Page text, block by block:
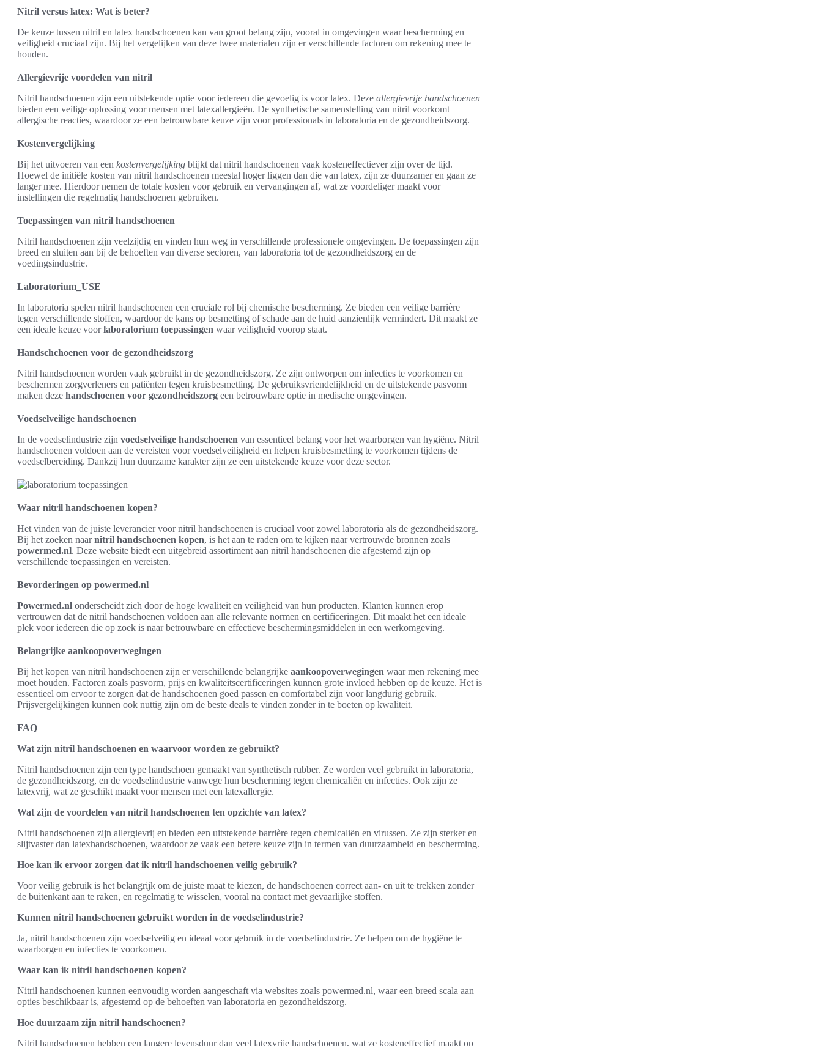
Nitril versus latex: Wat is beter?
De keuze tussen nitril en latex handschoenen kan van groot belang zijn, vooral in omgevingen waar bescherming en
veiligheid cruciaal zijn. Bij het vergelijken van deze twee materialen zijn er verschillende factoren om rekening mee te
houden.
Allergievrije voordelen van nitril
Nitril handschoenen zijn een uitstekende optie voor iedereen die gevoelig is voor latex. Deze allergievrije handschoenen
bieden een veilige oplossing voor mensen met latexallergieën. De synthetische samenstelling van nitril voorkomt
allergische reacties, waardoor ze een betrouwbare keuze zijn voor professionals in laboratoria en de gezondheidszorg.
Kostenvergelijking
Bij het uitvoeren van een kostenvergelijking blijkt dat nitril handschoenen vaak kosteneffectiever zijn over de tijd.
Hoewel de initiële kosten van nitril handschoenen meestal hoger liggen dan die van latex, zijn ze duurzamer en gaan ze
langer mee. Hierdoor nemen de totale kosten voor gebruik en vervangingen af, wat ze voordeliger maakt voor
instellingen die regelmatig handschoenen gebruiken.
Toepassingen van nitril handschoenen
Nitril handschoenen zijn veelzijdig en vinden hun weg in verschillende professionele omgevingen. De toepassingen zijn
breed en sluiten aan bij de behoeften van diverse sectoren, van laboratoria tot de gezondheidszorg en de
voedingsindustrie.
Laboratorium_USE
In laboratoria spelen nitril handschoenen een cruciale rol bij chemische bescherming. Ze bieden een veilige barrière
tegen verschillende stoffen, waardoor de kans op besmetting of schade aan de huid aanzienlijk vermindert. Dit maakt ze
een ideale keuze voorlaboratorium toepassingen waar veiligheid voorop staat.
Handschchoenen voor de gezondheidszorg
Nitril handschoenen worden vaak gebruikt in de gezondheidszorg. Ze zijn ontworpen om infecties te voorkomen en
beschermen zorgverleners en patiënten tegen kruisbesmetting. De gebruiksvriendelijkheid en de uitstekende pasvorm
maken deze handschoenen voor gezondheidszorg een betrouwbare optie in medische omgevingen.
Voedselveilige handschoenen
In de voedselindustrie zijn voedselveilige handschoenen van essentieel belang voor het waarborgen van hygiëne. Nitril
handschoenen voldoen aan de vereisten voor voedselveiligheid en helpen kruisbesmetting te voorkomen tijdens de
voedselbereiding. Dankzij hun duurzame karakter zijn ze een uitstekende keuze voor deze sector.
Waar nitril handschoenen kopen?
Het vinden van de juiste leverancier voor nitril handschoenen is cruciaal voor zowel laboratoria als de gezondheidszorg.
Bij het zoeken naarnitril handschoenen kopen, is het aan te raden om te kijken naar vertrouwde bronnen zoals
powermed.nl. Deze website biedt een uitgebreid assortiment aan nitril handschoenen die afgestemd zijn op
verschillende toepassingen en vereisten.
Bevorderingen op powermed.nl
Powermed.nl onderscheidt zich door de hoge kwaliteit en veiligheid van hun producten. Klanten kunnen erop
vertrouwen dat de nitril handschoenen voldoen aan alle relevante normen en certificeringen. Dit maakt het een ideale
plek voor iedereen die op zoek is naar betrouwbare en effectieve beschermingsmiddelen in een werkomgeving.
Belangrijke aankoopoverwegingen
Bij het kopen van nitril handschoenen zijn er verschillende belangrijke aankoopoverwegingen waar men rekening mee
moet houden. Factoren zoals pasvorm, prijs en kwaliteitscertificeringen kunnen grote invloed hebben op de keuze. Het is
essentieel om ervoor te zorgen dat de handschoenen goed passen en comfortabel zijn voor langdurig gebruik.
Prijsvergelijkingen kunnen ook nuttig zijn om de beste deals te vinden zonder in te boeten op kwaliteit.
FAQ
Wat zijn nitril handschoenen en waarvoor worden ze gebruikt?
Nitril handschoenen zijn een type handschoen gemaakt van synthetisch rubber. Ze worden veel gebruikt in laboratoria,
de gezondheidszorg, en de voedselindustrie vanwege hun bescherming tegen chemicaliën en infecties. Ook zijn ze
latexvrij, wat ze geschikt maakt voor mensen met een latexallergie.
Wat zijn de voordelen van nitril handschoenen ten opzichte van latex?
Nitril handschoenen zijn allergievrij en bieden een uitstekende barrière tegen chemicaliën en virussen. Ze zijn sterker en
slijtvaster dan latexhandschoenen, waardoor ze vaak een betere keuze zijn in termen van duurzaamheid en bescherming.
Hoe kan ik ervoor zorgen dat ik nitril handschoenen veilig gebruik?
Voor veilig gebruik is het belangrijk om de juiste maat te kiezen, de handschoenen correct aan- en uit te trekken zonder
de buitenkant aan te raken, en regelmatig te wisselen, vooral na contact met gevaarlijke stoffen.
Kunnen nitril handschoenen gebruikt worden in de voedselindustrie?
Ja, nitril handschoenen zijn voedselveilig en ideaal voor gebruik in de voedselindustrie. Ze helpen om de hygiëne te
waarborgen en infecties te voorkomen.
Waar kan ik nitril handschoenen kopen?
Nitril handschoenen kunnen eenvoudig worden aangeschaft via websites zoals powermed.nl, waar een breed scala aan
opties beschikbaar is, afgestemd op de behoeften van laboratoria en gezondheidszorg.
Hoe duurzaam zijn nitril handschoenen?
Nitril handschoenen hebben een langere levensduur dan veel latexvrije handschoenen, wat ze kosteneffectief maakt op